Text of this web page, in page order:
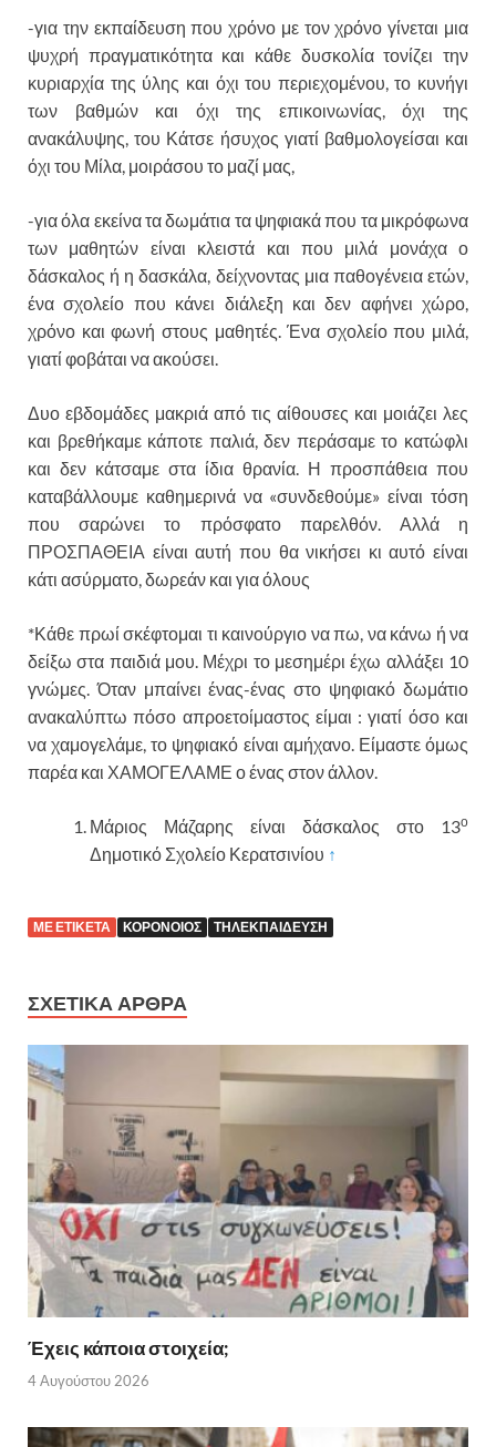
-για την εκπαίδευση που χρόνο με τον χρόνο γίνεται μια
ψυχρή πραγματικότητα και κάθε δυσκολία τονίζει την
κυριαρχία της ύλης και όχι του περιεχομένου, το κυνήγι
των βαθμών και όχι της επικοινωνίας, όχι της
ανακάλυψης, του Κάτσε ήσυχος γιατί βαθμολογείσαι και
όχι του Μίλα, μοιράσου το μαζί μας,
-για όλα εκείνα τα δωμάτια τα ψηφιακά που τα μικρόφωνα
των μαθητών είναι κλειστά και που μιλά μονάχα ο
δάσκαλος ή η δασκάλα, δείχνοντας μια παθογένεια ετών,
ένα σχολείο που κάνει διάλεξη και δεν αφήνει χώρο,
χρόνο και φωνή στους μαθητές. Ένα σχολείο που μιλά,
γιατί φοβάται να ακούσει.
Δυο εβδομάδες μακριά από τις αίθουσες και μοιάζει λες
και βρεθήκαμε κάποτε παλιά, δεν περάσαμε το κατώφλι
και δεν κάτσαμε στα ίδια θρανία. Η προσπάθεια που
καταβάλλουμε καθημερινά να «συνδεθούμε» είναι τόση
που σαρώνει το πρόσφατο παρελθόν. Αλλά η
ΠΡΟΣΠΑΘΕΙΑ είναι αυτή που θα νικήσει κι αυτό είναι
κάτι ασύρματο, δωρεάν και για όλους
*Κάθε πρωί σκέφτομαι τι καινούργιο να πω, να κάνω ή να
δείξω στα παιδιά μου. Μέχρι το μεσημέρι έχω αλλάξει 10
γνώμες. Όταν μπαίνει ένας-ένας στο ψηφιακό δωμάτιο
ανακαλύπτω πόσο απροετοίμαστος είμαι : γιατί όσο και
να χαμογελάμε, το ψηφιακό είναι αμήχανο. Είμαστε όμως
παρέα και ΧΑΜΟΓΕΛΑΜΕ ο ένας στον άλλον.
Μάριος Μάζαρης είναι δάσκαλος στο 13ο
Δημοτικό Σχολείο Κερατσινίου ↑
ΜΕ ΕΤΙΚΕΤΑ ΚΟΡΟΝΟΙΟΣ ΤΗΛΕΚΠΑΙΔΕΥΣΗ
ΣΧΕΤΙΚΑ ΑΡΘΡΑ
Έχεις κάποια στοιχεία;
4 Αυγούστου 2026